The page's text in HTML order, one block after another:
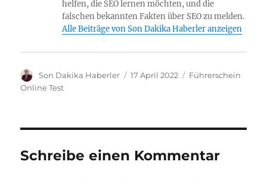
helfen, die SEO lernen möchten, und die
falschen bekannten Fakten über SEO zu melden.
Alle Beiträge von Son Dakika Haberler anzeigen
A
u
Son Dakika Haberler
V
n
17 April 2022
K
i
Führerschein
Online Test
Schreibe einen Kommentar